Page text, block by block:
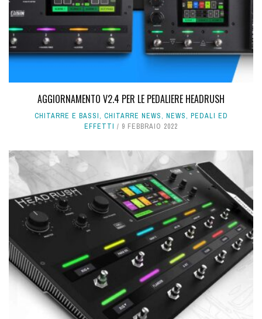
AGGIORNAMENTO V2.4 PER LE PEDALIERE HEADRUSH
CHITARRE E BASSI, CHITARRE NEWS, NEWS, PEDALI ED
EFFETTI
9 FEBBRAIO 2022